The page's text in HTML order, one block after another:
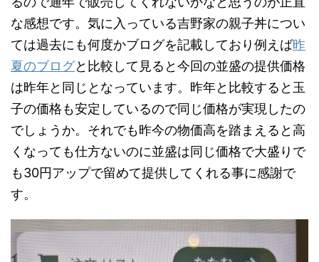
な感想です。気に入っている吉野家の親子丼につい
ては過去にも何度かブログを記載しており例えば昨
夏のブログと比較して見ると今回の並盛の提供価格
は昨年と同じとなっています。昨年と比較すると玉
子の価格も安定しているので同じ価格が実現したの
でしょうか。それでも昨今の物価高を踏まえると高
くなっても仕方ないのに並盛は同じ価格で大盛りで
も30円アップで留めて提供してくれる事に感謝で
す。